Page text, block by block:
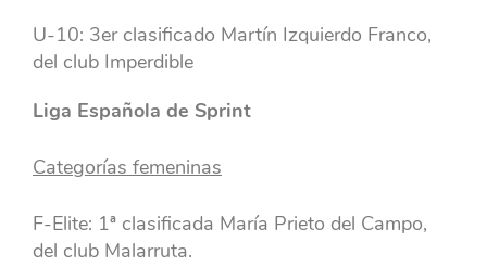
U-10: 3er clasificado Martín Izquierdo Franco,
del club Imperdible
Liga Española de Sprint
Categorías femeninas
F-Elite: 1ª clasificada María Prieto del Campo,
del club Malarruta.